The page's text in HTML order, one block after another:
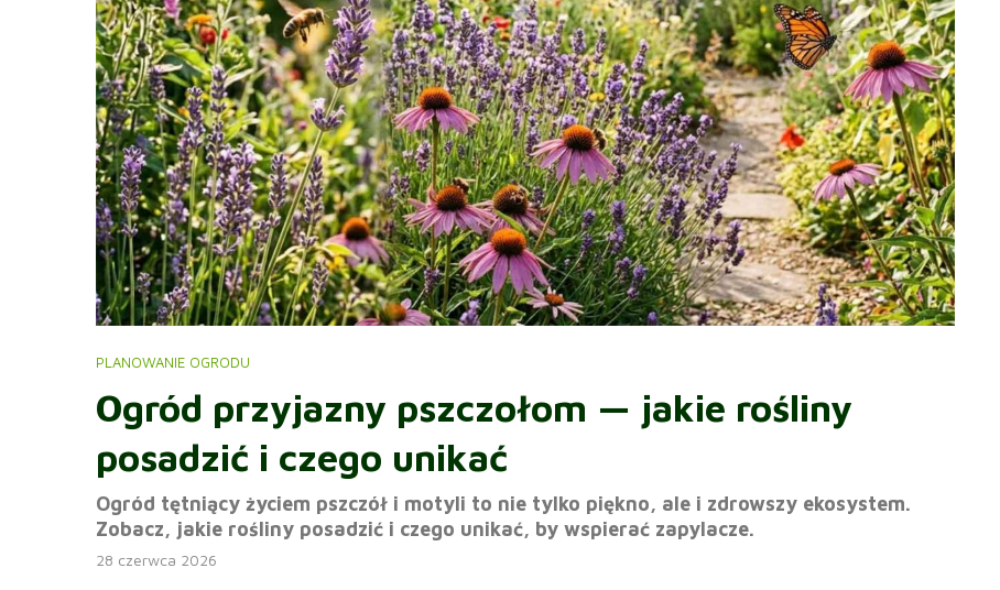
PLANOWANIE OGRODU
Ogród przyjazny pszczołom — jakie rośliny
posadzić i czego unikać
Ogród tętniący życiem pszczół i motyli to nie tylko piękno, ale i zdrowszy ekosystem.
Zobacz, jakie rośliny posadzić i czego unikać, by wspierać zapylacze.
28 czerwca 2026